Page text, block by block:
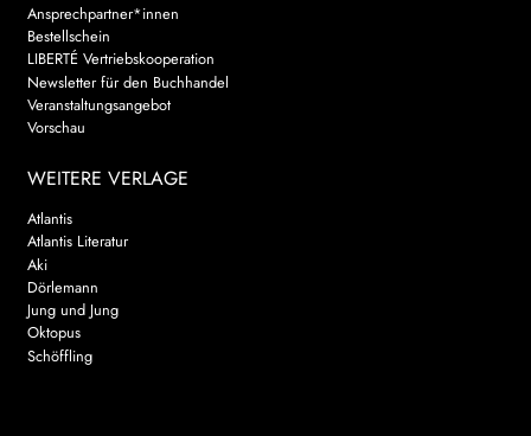
Ansprechpartner*innen
Bestellschein
LIBERTÉ Vertriebskooperation
Newsletter für den Buchhandel
Veranstaltungsangebot
Vorschau
WEITERE VERLAGE
Atlantis
Atlantis Literatur
Aki
Dörlemann
Jung und Jung
Oktopus
Schöffling